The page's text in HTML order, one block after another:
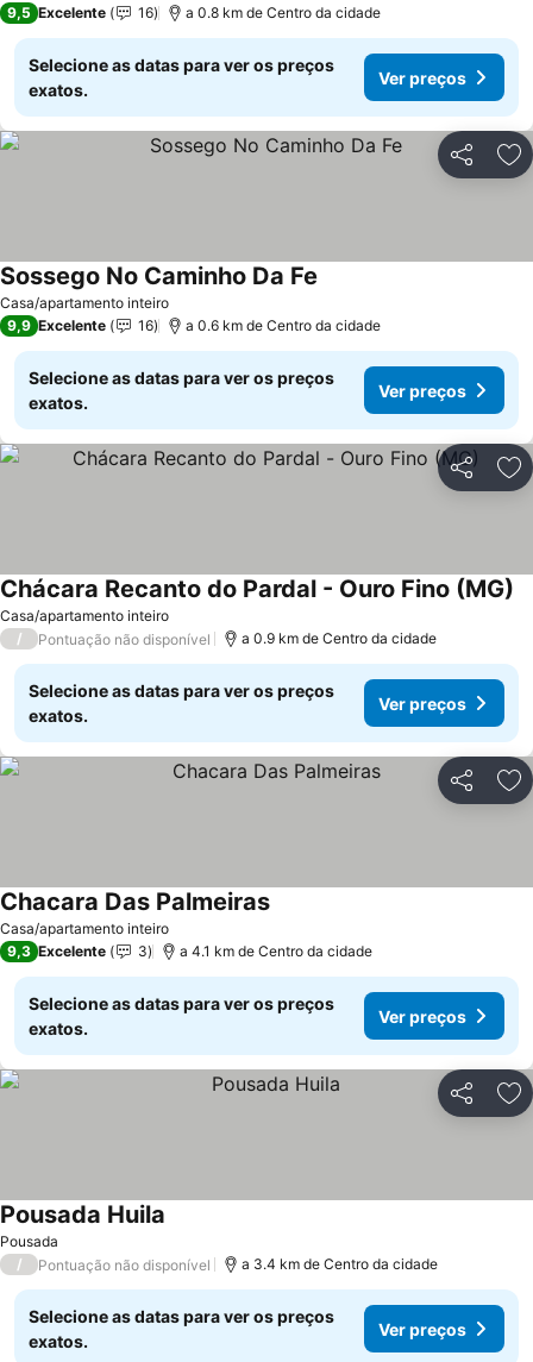
9,5 Excelente 16 a 0.8 km de Centro da cidade
Selecione as datas para ver os preços
exatos.
Ver preços
Partilhar
Casa/apartamento inteiro
Sossego No Caminho Da Fe
9,9 Excelente 16 a 0.6 km de Centro da cidade
Selecione as datas para ver os preços
exatos.
Ver preços
Partilhar
Casa/apartamento inteiro
Chácara Recanto do Pardal - Ouro Fino (MG)
/ Pontuação não disponível a 0.9 km de Centro da cidade
Selecione as datas para ver os preços
exatos.
Ver preços
Partilhar
Casa/apartamento inteiro
Chacara Das PalmeirasVer preços
9,3 Excelente 3 a 4.1 km de Centro da cidade
Selecione as datas para ver os preços
exatos.
Ver preços
Partilhar
Pousada
Pousada Huila
/ Pontuação não disponível a 3.4 km de Centro da cidade
Selecione as datas para ver os preços
exatos.
Ver preços